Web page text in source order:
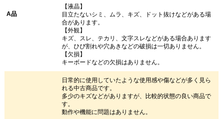
A品
【液晶】
目立たないシミ、ムラ、キズ、ドット抜けなどがある場
合があります。
【外観】
キズ、スレ、テカリ、文字スレなどがある場合あります
が、ひび割れや穴あきなどの破損は一切ありません。
【欠損】
キーボードなどの欠損はありません。
日常的に使用していたような使用感や傷などが多く見ら
れる中古商品です。
多少のキズなどがありますが、比較的状態の良い商品で
す。
動作や機能に問題はありません。